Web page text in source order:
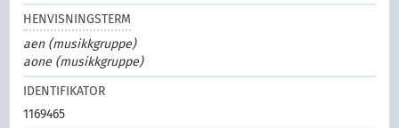
HENVISNINGSTERM
aen (musikkgruppe)
aone (musikkgruppe)
IDENTIFIKATOR
1169465